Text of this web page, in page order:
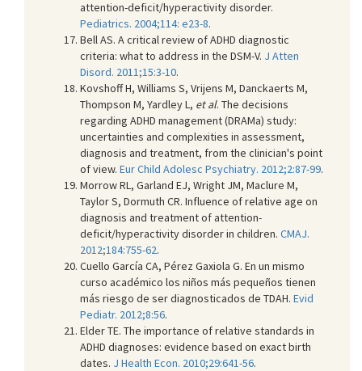
attention-deficit/hyperactivity disorder.
Pediatrics. 2004;114: e23-8.
Bell AS. A critical review of ADHD diagnostic
criteria: what to address in the DSM-V. J Atten
Disord. 2011;15:3-10.
Kovshoff H, Williams S, Vrijens M, Danckaerts M,
Thompson M, Yardley L, et al. The decisions
regarding ADHD management (DRAMa) study:
uncertainties and complexities in assessment,
diagnosis and treatment, from the clinician's point
of view. Eur Child Adolesc Psychiatry. 2012;2:87-99.
Morrow RL, Garland EJ, Wright JM, Maclure M,
Taylor S, Dormuth CR. Influence of relative age on
diagnosis and treatment of attention-
deficit/hyperactivity disorder in children. CMAJ.
2012;184:755-62.
Cuello García CA, Pérez Gaxiola G. En un mismo
curso académico los niños más pequeños tienen
más riesgo de ser diagnosticados de TDAH. Evid
Pediatr. 2012;8:56.
Elder TE. The importance of relative standards in
ADHD diagnoses: evidence based on exact birth
dates. J Health Econ. 2010;29:641-56.